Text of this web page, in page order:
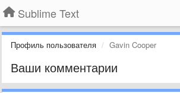
Sublime Text
Профиль пользователя Gavin Cooper
Ваши комментарии